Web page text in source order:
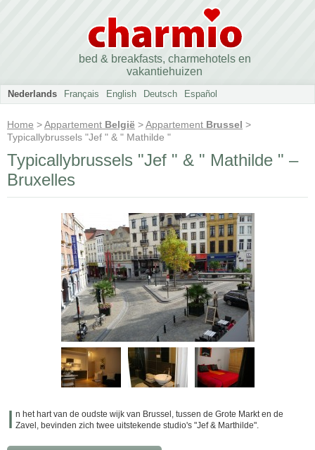
bed & breakfasts, charmehotels en
vakantiehuizen
Nederlands Français English Deutsch Español
Home >Appartement België >Appartement Brussel >
Typicallybrussels "Jef " & " Mathilde "
Typicallybrussels "Jef " & " Mathilde " –
Bruxelles
I n het hart van de oudste wijk van Brussel, tussen de Grote Markt en de
Zavel, bevinden zich twee uitstekende studio's "Jef & Marthilde".